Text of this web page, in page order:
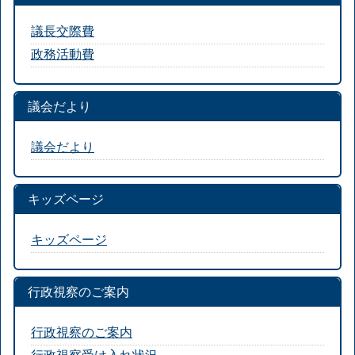
議長交際費
政務活動費
議会だより
議会だより
キッズページ
キッズページ
行政視察のご案内
行政視察のご案内